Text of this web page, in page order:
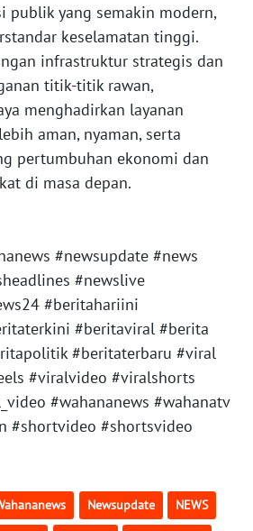
publik yang semakin modern,
keselamatan tinggi.
infrastruktur strategis dan
titik-titik rawan,
menghadirkan layanan
aman, nyaman, serta
pertumbuhan ekonomi dan
di masa depan.
#newsupdate #news
#newslive
#beritahariini
#beritaviral #berita
#beritaterbaru #viral
#viralvideo #viralshorts
#wahananews #wahanatv
#shortvideo #shortsvideo
Newsupdate NEWS